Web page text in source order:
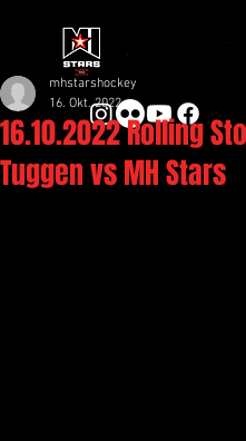
16.10.2022 Rolling
Tuggen vs MH Stars
mhstarshockey
16. Okt. 2022